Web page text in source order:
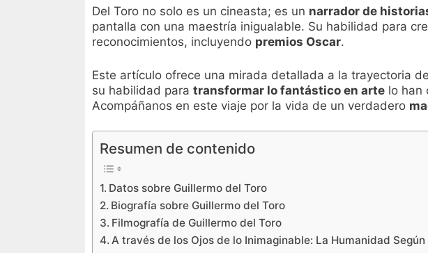
Del Toro no solo es un cineasta; es un narrador de
pantalla con una maestría inigualable. Su habilidad para
reconocimientos, incluyendo premios Oscar.
Este artículo ofrece una mirada detallada a la trayectoria
su habilidad para transformar lo fantástico en arte lo han
Acompáñanos en este viaje por la vida de un verdadero
Resumen de contenido
Datos sobre Guillermo del Toro
Biografía sobre Guillermo del Toro
Filmografía de Guillermo del Toro
A través de los Ojos de lo Inimaginable: La Humanidad